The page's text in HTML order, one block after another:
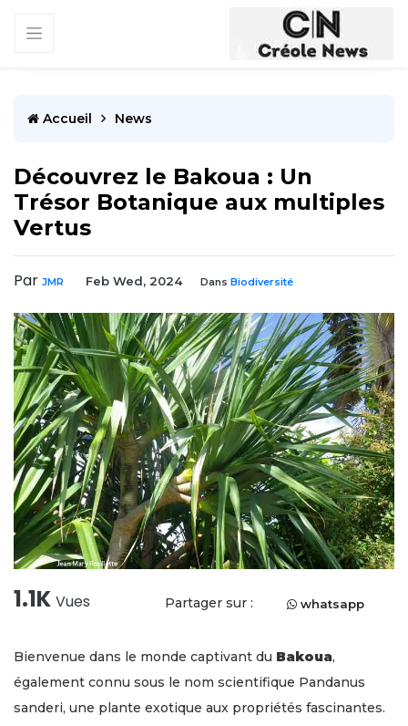
Accueil News
Découvrez le Bakoua : Un
Trésor Botanique aux multiples
Vertus
Par JMR Feb Wed, 2024 Dans Biodiversité
1.1K Vues Partager sur : whatsapp
Bienvenue dans le monde captivant du Bakoua,
également connu sous le nom scientifique Pandanus
sanderi, une plante exotique aux propriétés fascinantes.